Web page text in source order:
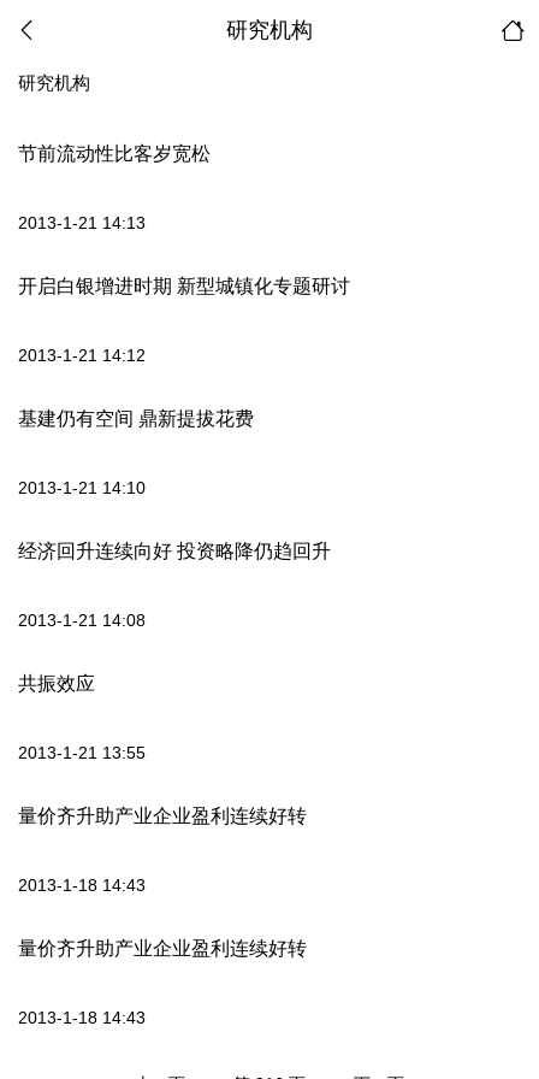
研究机构
研究机构
节前流动性比客岁宽松
2013-1-21 14:13
开启白银增进时期 新型城镇化专题研讨
2013-1-21 14:12
基建仍有空间 鼎新提拔花费
2013-1-21 14:10
经济回升连续向好 投资略降仍趋回升
2013-1-21 14:08
共振效应
2013-1-21 13:55
量价齐升助产业企业盈利连续好转
2013-1-18 14:43
量价齐升助产业企业盈利连续好转
2013-1-18 14:43